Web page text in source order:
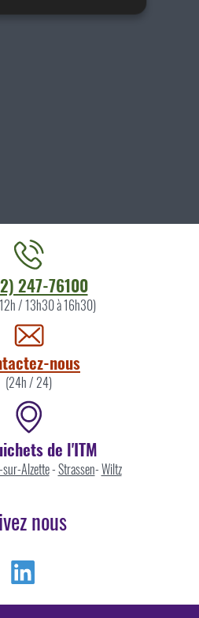
247-76100
/ 13h30 à 16h30)
nous
(24h / 24)
de l'ITM
sur-Alzette-Strassen-Wiltz
nous